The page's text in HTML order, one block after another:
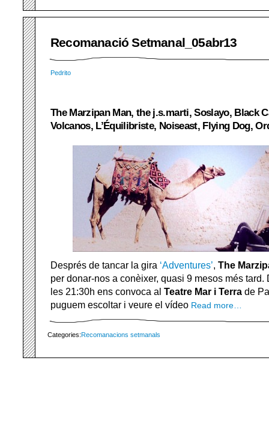
Recomanació Setmanal_05abr13
Pedrito
The Marzipan Man, the j.s.marti, Soslayo, Black
Volcanos, L’Équilibriste, Noiseast, Flying Dog,
Després de tancar la gira ‘Adventures’, The
per donar-nos a conèixer, quasi 9 mesos més tard.
les 21:30h ens convoca al Teatre Mar i Terra de
puguem escoltar i veure el vídeo Read more…
Categories:Recomanacions setmanals